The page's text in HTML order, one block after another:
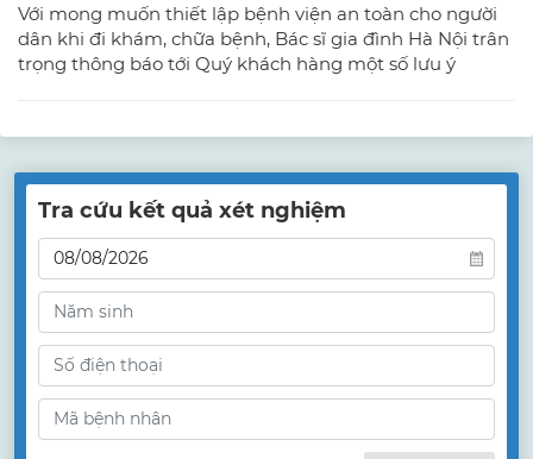
Với mong muốn thiết lập bệnh viện an toàn cho người
dân khi đi khám, chữa bệnh, Bác sĩ gia đình Hà Nội trân
trọng thông báo tới Quý khách hàng một số lưu ý
Tra cứu kết quả xét nghiệm